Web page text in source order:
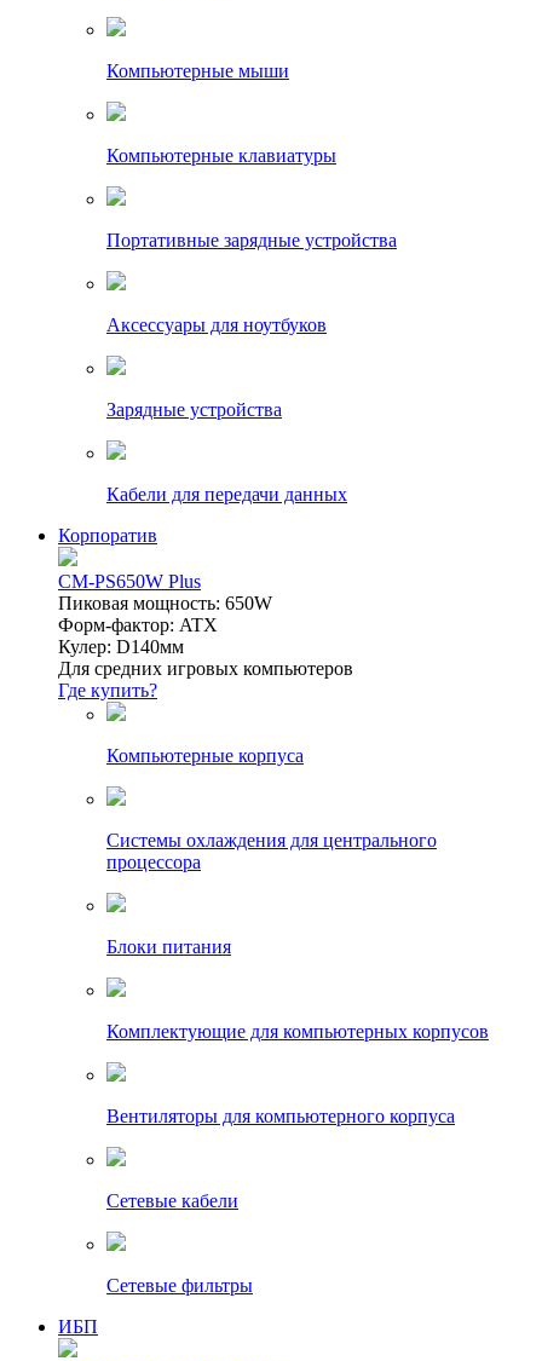
Компьютерные мыши
Компьютерные клавиатуры
Портативные зарядные устройства
Аксессуары для ноутбуков
Зарядные устройства
Кабели для передачи данных
Корпоратив
CM-PS650W Plus
Пиковая мощность: 650W
Форм-фактор: ATX
Кулер: D140мм
Для средних игровых компьютеров
Где купить?
Компьютерные корпуса
Системы охлаждения для центрального
процессора
Блоки питания
Комплектующие для компьютерных корпусов
Вентиляторы для компьютерного корпуса
Сетевые кабели
Сетевые фильтры
ИБП